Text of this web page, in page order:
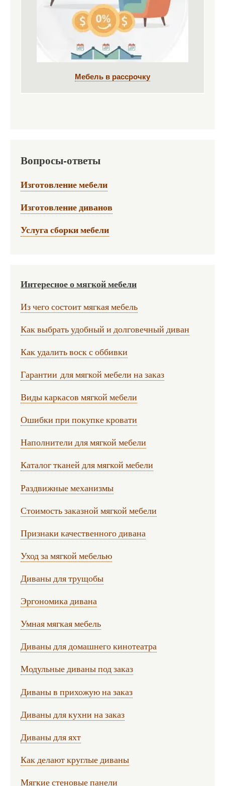
Мебель в рассрочку
Вопросы-ответы
Изготовление мебели
Изготовление диванов
Услуга сборки мебели
Интересное о мягкой мебели
Из чего состоит мягкая мебель
Как выбрать удобный и долговечный диван
Как удалить воск с оббивки
Гарантии для мягкой мебели на заказ
Виды каркасов мягкой мебели
Ошибки при покупке кровати
Наполнители для мягкой мебели
Каталог тканей для мягкой мебели
Раздвижные механизмы
Стоимость заказной мягкой мебели
Признаки качественного дивана
Уход за мягкой мебелью
Диваны для трущобы
Эргономика дивана
Умная мягкая мебель
Диваны для домашнего кинотеатра
Модульные диваны под заказ
Диваны в прихожую на заказ
Диваны для кухни на заказ
Диваны для яхт
Как делают круглые диваны
Мягкие стеновые панели